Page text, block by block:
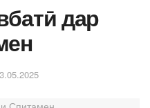
дар